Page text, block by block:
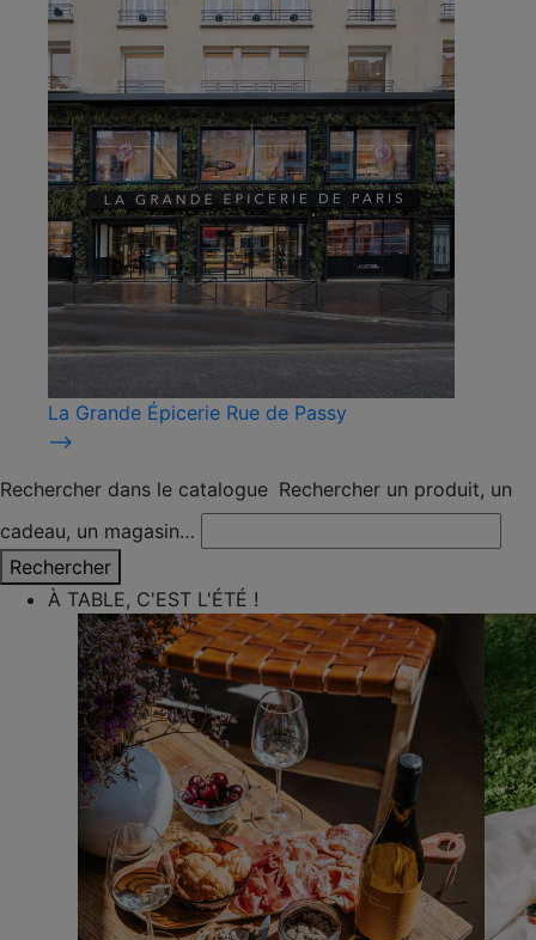
La Grande Épicerie Rue de Passy
⟶
Rechercher dans le catalogue Rechercher un produit, un
cadeau, un magasin…
Rechercher
À TABLE, C'EST L'ÉTÉ !